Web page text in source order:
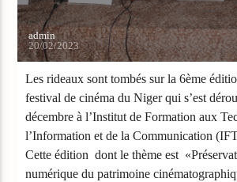
admin
20/02/2023
Les rideaux sont tombés sur la 6ème
festival de cinéma du Niger qui s’est
décembre à l’Institut de Formation aux
l’Information et de la Communication
Cette édition dont le thème est
numérique du patrimoine